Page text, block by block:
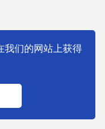
我们的网站上获得